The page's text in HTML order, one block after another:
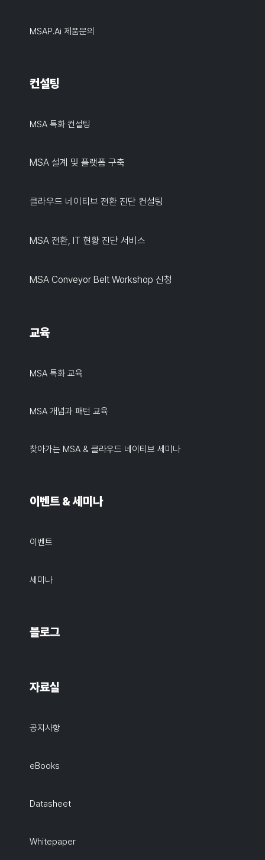
MSAP.ai 제품문의
컨설팅
MSA 특화 컨설팅
MSA 설계 및 플랫폼 구축
클라우드 네이티브 전환 진단 컨설팅
MSA 전환, IT 현황 진단 서비스
MSA Conveyor Belt Workshop 신청
교육
MSA 특화 교육
MSA 개념과 패턴 교육
찾아가는 MSA & 클라우드 네이티브 세미나
이벤트 & 세미나
이벤트
세미나
블로그
자료실
공지사항
eBooks
Datasheet
Whitepaper